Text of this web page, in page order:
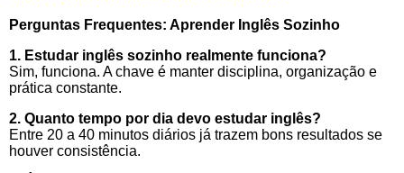
Perguntas Frequentes: Aprender Inglês Sozinho
1. Estudar inglês sozinho realmente funciona?
Sim, funciona. A chave é manter disciplina, organização e
prática constante.
2. Quanto tempo por dia devo estudar inglês?
Entre 20 a 40 minutos diários já trazem bons resultados se
houver consistência.